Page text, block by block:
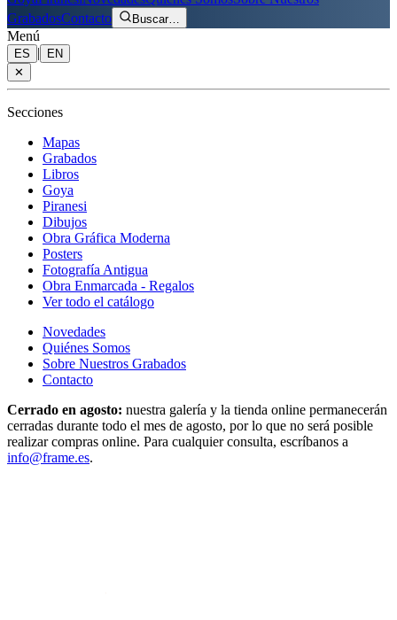
GrabadosContacto Buscar…
Menú
ES |
EN
✕
Secciones
Mapas
Grabados
Libros
Goya
Piranesi
Dibujos
Obra Gráfica Moderna
Posters
Fotografía Antigua
Obra Enmarcada - Regalos
Ver todo el catálogo
Novedades
Quiénes Somos
Sobre Nuestros Grabados
Contacto
Cerrado en agosto: nuestra galería y la tienda online permanecerán
cerradas durante todo el mes de agosto, por lo que no será posible
realizar compras online. Para cualquier consulta, escríbanos a
info@frame.es.